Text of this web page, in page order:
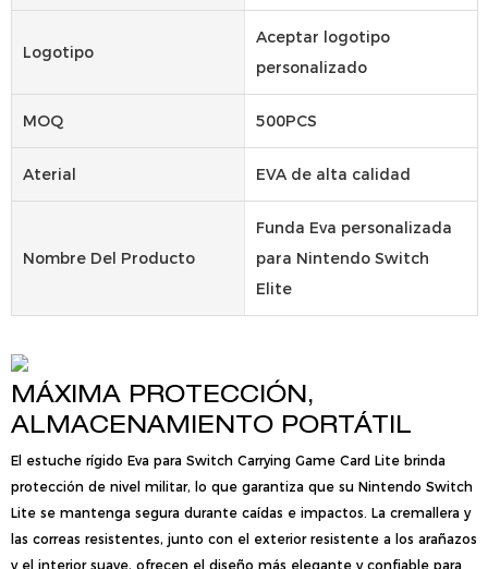
Logotipo
Aceptar logotipo
personalizado
MOQ 500PCS
Aterial EVA de alta calidad
Nombre Del Producto
Funda Eva personalizada
para Nintendo Switch
Elite
MÁXIMA PROTECCIÓN,
ALMACENAMIENTO PORTÁTIL
El estuche rígido Eva para Switch Carrying Game Card Lite brinda
protección de nivel militar, lo que garantiza que su Nintendo Switch
Lite se mantenga segura durante caídas e impactos. La cremallera y
las correas resistentes, junto con el exterior resistente a los arañazos
y el interior suave, ofrecen el diseño más elegante y confiable para